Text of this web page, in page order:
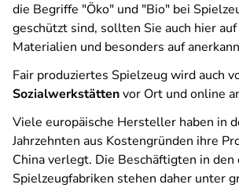
die Begriffe "Öko" und "Bio" bei
geschützt sind, sollten Sie auch hier
Materialien und besonders auf
Fair produziertes Spielzeug wird auch
Sozialwerkstättenvor Ort und online
Viele europäische Hersteller haben in
Jahrzehnten aus Kostengründen ihre
China verlegt. Die Beschäftigten in den
Spielzeugfabriken stehen daher unter